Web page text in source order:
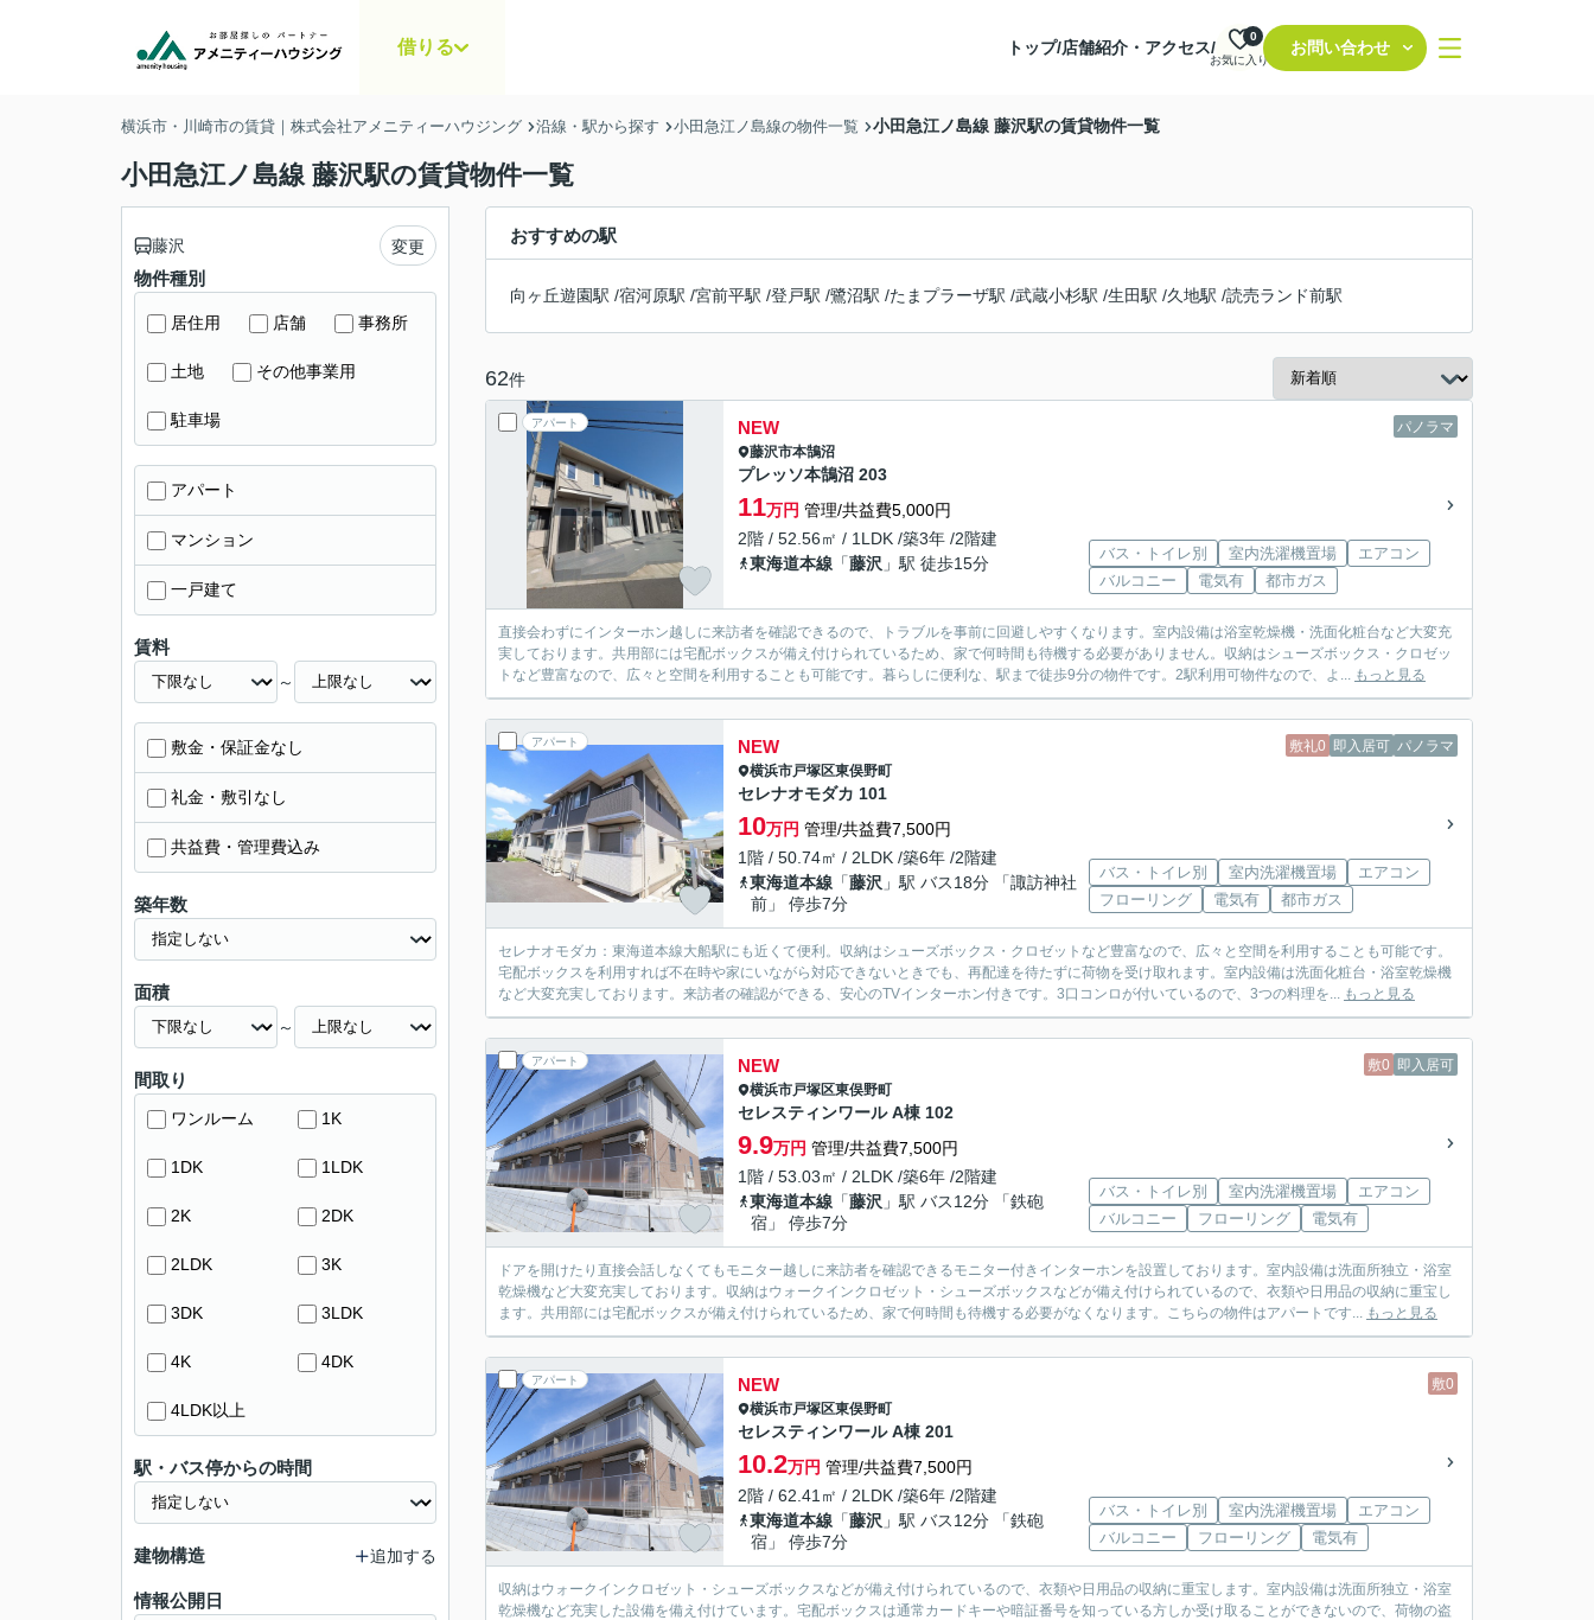
借りる トップ/店舗紹介・アクセス/
お気に入り
0
お問い合わせ
横浜市・川崎市の賃貸｜株式会社アメニティーハウジング 沿線・駅から探す 小田急江ノ島線の物件一覧 小田急江ノ島線 藤沢駅の賃貸物件一覧
小田急江ノ島線 藤沢駅の賃貸物件一覧
おすすめの駅
向ヶ丘遊園駅 /宿河原駅 /宮前平駅 /登戸駅 /鷺沼駅 /たまプラーザ駅 /武蔵小杉駅 /生田駅 /久地駅 /読売ランド前駅
62件
アパート パノラマ
NEW
藤沢市本鵠沼
プレッソ本鵠沼 203
11万円 管理/共益費5,000円
2階 / 52.56㎡ / 1LDK /築3年 /2階建
東海道本線 「藤沢 」駅 徒歩15分
バス・トイレ別 室内洗濯機置場
エアコン
バルコニー
電気有 都市ガス
直接会わずにインターホン越しに来訪者を確認できるので、トラブルを事前に回避しやすくなります。室内設備は浴室乾燥機・洗面化粧台など大変充
実しております。共用部には宅配ボックスが備え付けられているため、家で何時間も待機する必要がありません。収納はシューズボックス・クロゼッ
トなど豊富なので、広々と空間を利用することも可能です。暮らしに便利な、駅まで徒歩9分の物件です。2駅利用可物件なので、よ... もっと見る
アパート 敷礼0 即入居可 パノラマ
NEW
横浜市戸塚区東俣野町
セレナオモダカ 101
10万円 管理/共益費7,500円
1階 / 50.74㎡ / 2LDK /築6年 /2階建
東海道本線 「藤沢 」駅 バス18分 「諏訪神社
前」 停歩7分
バス・トイレ別 室内洗濯機置場
エアコン
フローリング
電気有 都市ガス
セレナオモダカ：東海道本線大船駅にも近くて便利。収納はシューズボックス・クロゼットなど豊富なので、広々と空間を利用することも可能です。
宅配ボックスを利用すれば不在時や家にいながら対応できないときでも、再配達を待たずに荷物を受け取れます。室内設備は洗面化粧台・浴室乾燥機
など大変充実しております。来訪者の確認ができる、安心のTVインターホン付きです。3口コンロが付いているので、3つの料理を... もっと見る
アパート 敷0 即入居可
NEW
横浜市戸塚区東俣野町
セレスティンワール A棟 102
9.9万円 管理/共益費7,500円
1階 / 53.03㎡ / 2LDK /築6年 /2階建
東海道本線 「藤沢 」駅 バス12分 「鉄砲
宿」 停歩7分
バス・トイレ別 室内洗濯機置場
エアコン
バルコニー
フローリング 電気有
ドアを開けたり直接会話しなくてもモニター越しに来訪者を確認できるモニター付きインターホンを設置しております。室内設備は洗面所独立・浴室
乾燥機など大変充実しております。収納はウォークインクロゼット・シューズボックスなどが備え付けられているので、衣類や日用品の収納に重宝し
ます。共用部には宅配ボックスが備え付けられているため、家で何時間も待機する必要がなくなります。こちらの物件はアパートです... もっと見る
アパート 敷0
NEW
横浜市戸塚区東俣野町
セレスティンワール A棟 201
10.2万円 管理/共益費7,500円
2階 / 62.41㎡ / 2LDK /築6年 /2階建
東海道本線 「藤沢 」駅 バス12分 「鉄砲
宿」 停歩7分
バス・トイレ別 室内洗濯機置場
エアコン
バルコニー
フローリング 電気有
収納はウォークインクロゼット・シューズボックスなどが備え付けられているので、衣類や日用品の収納に重宝します。室内設備は洗面所独立・浴室
乾燥機など充実した設備を備え付けています。宅配ボックスは通常カードキーや暗証番号を知っている方しか受け取ることができないので、荷物の盗
藤沢 変更
物件種別
居住用 店舗 事務所
土地 その他事業用
駐車場
アパート
マンション
一戸建て
賃料
～
敷金・保証金なし
礼金・敷引なし
共益費・管理費込み
築年数
面積
～
間取り
ワンルーム 1K
1DK 1LDK
2K 2DK
2LDK 3K
3DK 3LDK
4K 4DK
4LDK以上
駅・バス停からの時間
建物構造 追加する
情報公開日